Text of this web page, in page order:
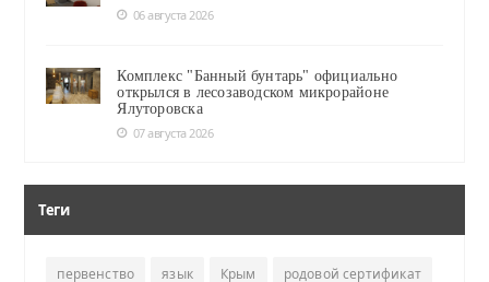
06 августа 2026
Комплекс "Банный бунтарь" официально
открылся в лесозаводском микрорайоне
Ялуторовска
07 августа 2026
Теги
первенство язык Крым родовой сертификат